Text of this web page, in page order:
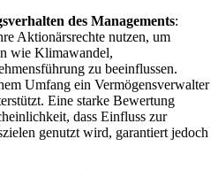
des Managements:
Aktionärsrechte nutzen, um
wie Klimawandel,
zu beeinflussen.
Umfang ein Vermögensverwalter
Eine starke Bewertung
dass Einfluss zur
genutzt wird, garantiert jedoch